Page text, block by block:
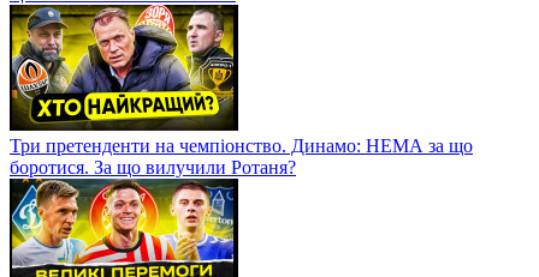
Три претенденти на чемпіонство. Динамо: НЕМА за що
боротися. За що вилучили Ротаня?